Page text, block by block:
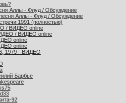
Аллы - Флуд / Обсуждение
Аллы - Флуд / Обсуждение
1991 (полностью)
/ ВИДЕО online
/ ВИДЕО online
online
online
1979 - ВИДЕО
Барбье
92